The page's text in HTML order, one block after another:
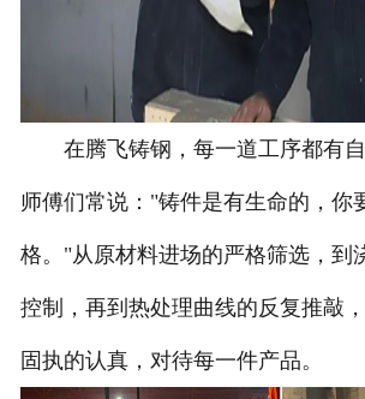
在腾飞铸钢，每一道工序都有自
师傅们常说："铸件是有生命的，你
格。"从原材料进场的严格筛选，到
控制，再到热处理曲线的反复推敲
固执的认真，对待每一件产品。